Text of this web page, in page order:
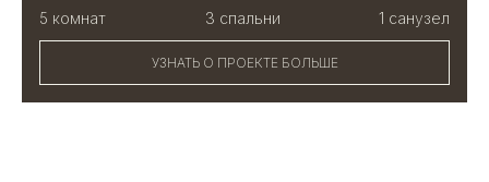
5 комнат 3 спальни 1 санузел
УЗНАТЬ О ПРОЕКТЕ БОЛЬШЕ